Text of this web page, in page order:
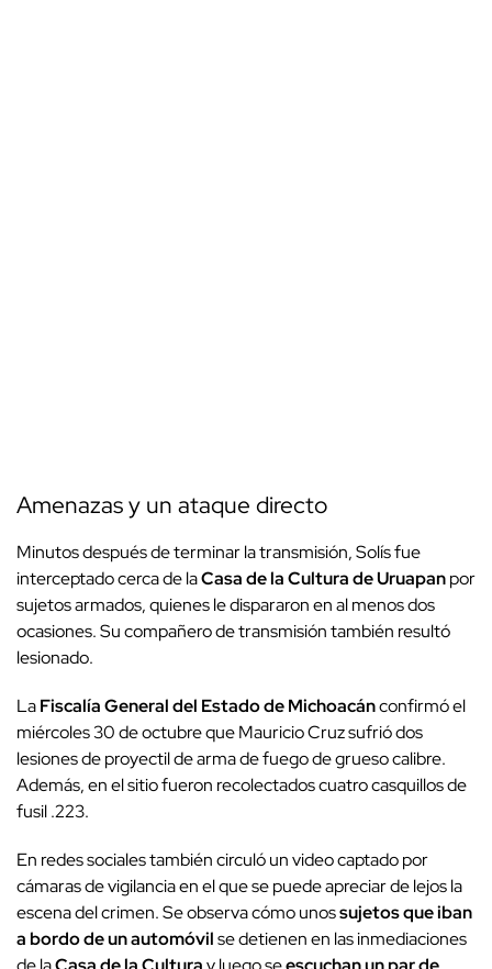
Amenazas y un ataque directo
Minutos después de terminar la transmisión, Solís fue
interceptado cerca de laCasa de la Cultura de Uruapanpor
sujetos armados, quienes le dispararon en al menos dos
ocasiones. Su compañero de transmisión también resultó
lesionado.
LaFiscalía General del Estado de Michoacánconfirmó el
miércoles 30 de octubre que Mauricio Cruz sufrió dos
lesiones de proyectil de arma de fuego de grueso calibre.
Además, en el sitio fueron recolectados cuatro casquillos de
fusil .223.
En redes sociales también circuló un video captado por
cámaras de vigilancia en el que se puede apreciar de lejos la
escena del crimen. Se observa cómo unossujetos que iban
a bordo de un automóvilse detienen en las inmediaciones